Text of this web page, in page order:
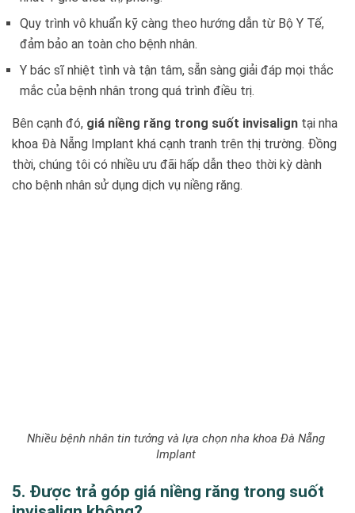
Quy trình vô khuẩn kỹ càng theo hướng dẫn từ Bộ Y Tế,
đảm bảo an toàn cho bệnh nhân.
Y bác sĩ nhiệt tình và tận tâm, sẵn sàng giải đáp mọi thắc
mắc của bệnh nhân trong quá trình điều trị.
Bên cạnh đó, giá niềng răng trong suốt invisalign tại nha
khoa Đà Nẵng Implant khá cạnh tranh trên thị trường. Đồng
thời, chúng tôi có nhiều ưu đãi hấp dẫn theo thời kỳ dành
cho bệnh nhân sử dụng dịch vụ niềng răng.
Nhiều bệnh nhân tin tưởng và lựa chọn nha khoa Đà Nẵng
Implant
5. Được trả góp giá niềng răng trong suốt